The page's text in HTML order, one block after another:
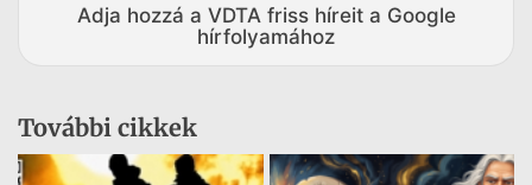
Adja hozzá a VDTA friss híreit a Google
hírfolyamához
További cikkek